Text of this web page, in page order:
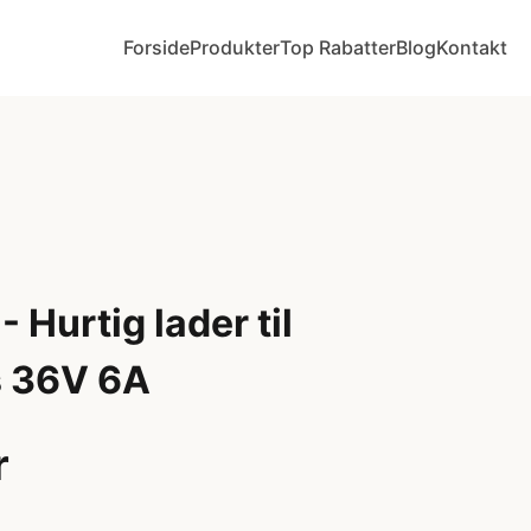
ForsideProdukterTop RabatterBlogKontakt
Hurtig lader til
36V 6A